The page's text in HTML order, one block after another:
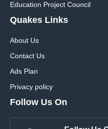
Education Project Council
Quakes Links
About Us
Contact Us
Ads Plan
Privacy policy
Follow Us On